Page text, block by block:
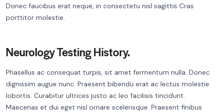
Donec faucibus erat neque, in consectetu nisl sagittis Cras
porttitor molestie.
Neurology Testing History.
Phasellus ac consequat turpis, sit amet fermentum nulla. Donec
dignissim augue nunc. Praesent bibendu erat ac lectus molestie
lobortis. Curabitur ultrices justo ac leo facilisis tincidunt.
Maecenas et dui eget nisl ornare scelerisque. Praesent finibus